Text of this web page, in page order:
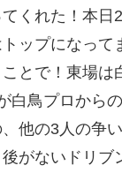
くれた！本
ップになっ
とで！東場
白鳥プロから
他の3人の争
がないドリ